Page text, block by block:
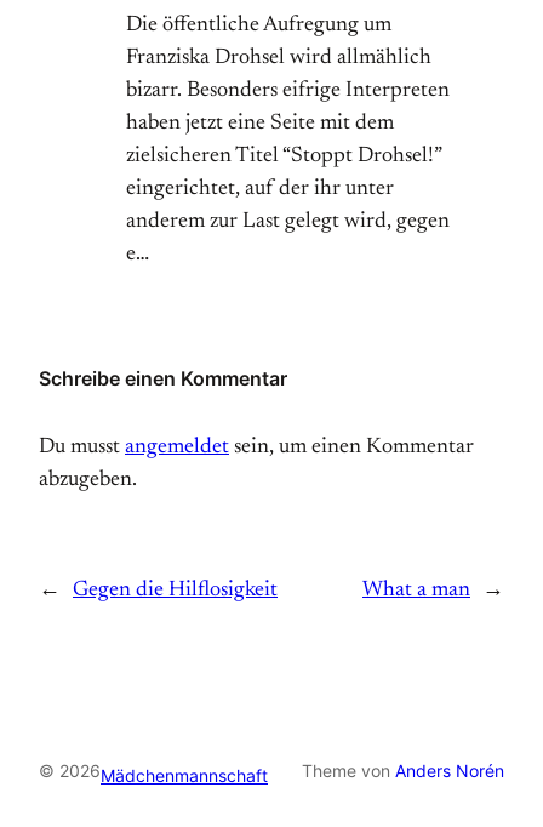
Die öffentliche Aufregung um
Franziska Drohsel wird allmählich
bizarr. Besonders eifrige Interpreten
haben jetzt eine Seite mit dem
zielsicheren Titel “Stoppt Drohsel!”
eingerichtet, auf der ihr unter
anderem zur Last gelegt wird, gegen
e…
Schreibe einen Kommentar
Du musst angemeldet sein, um einen Kommentar
abzugeben.
← Gegen die Hilflosigkeit What a man →
© 2026Mädchenmannschaft Theme von Anders Norén